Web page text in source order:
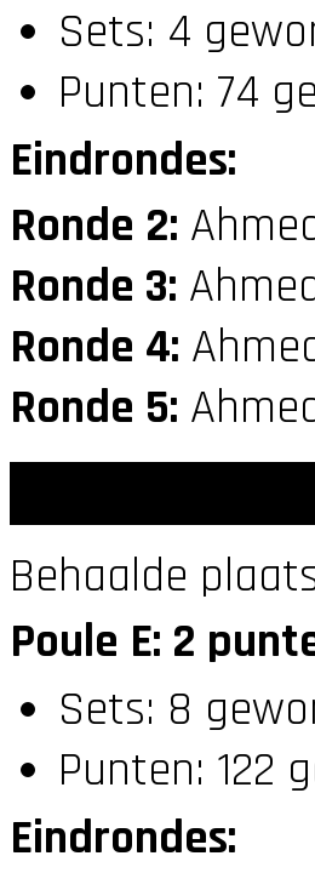
Sets: 4
Punten: 74
Eindrondes:
Ronde 2:
Ronde 3:
Ronde 4:
Ronde 5:
Behaalde
Poule E: 2
Sets: 8
Punten: 122
Eindrondes: